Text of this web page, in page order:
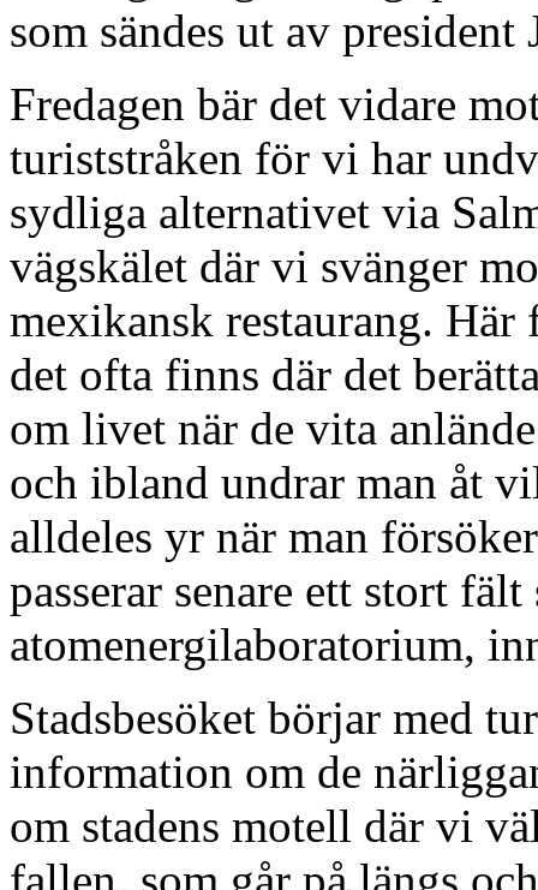
som sändes ut av
Fredagen bär det vidare
turiststråken för vi har
sydliga alternativet via
vägskälet där vi svänger
mexikansk restaurang.
det ofta finns där det
om livet när de vita
och ibland undrar man åt
alldeles yr när man
passerar senare ett stort
atomenergilaboratorium,
Stadsbesöket börjar med
information om de
om stadens motell där vi